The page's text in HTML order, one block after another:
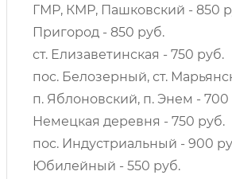
ГМР, КМР, Пашковский - 850
Пригород - 850 руб.
ст. Елизаветинская - 750 руб.
пос. Белозерный, ст.
п. Яблоновский, п. Энем - 700
Немецкая деревня - 750 руб.
пос. Индустриальный - 900
Юбилейный - 550 руб.